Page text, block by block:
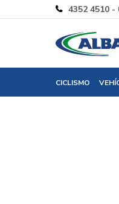
CICLISMO
4352 4510 -